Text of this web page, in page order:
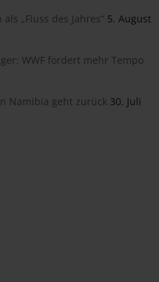
„Fluss des Jahres“ 5. August
WWF fordert mehr Tempo
Namibia geht zurück 30. Juli